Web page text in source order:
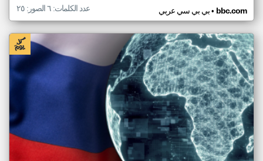
بي بي سي عربي• bbc.com عدد الكلمات: ٦ الصور: ٢٥